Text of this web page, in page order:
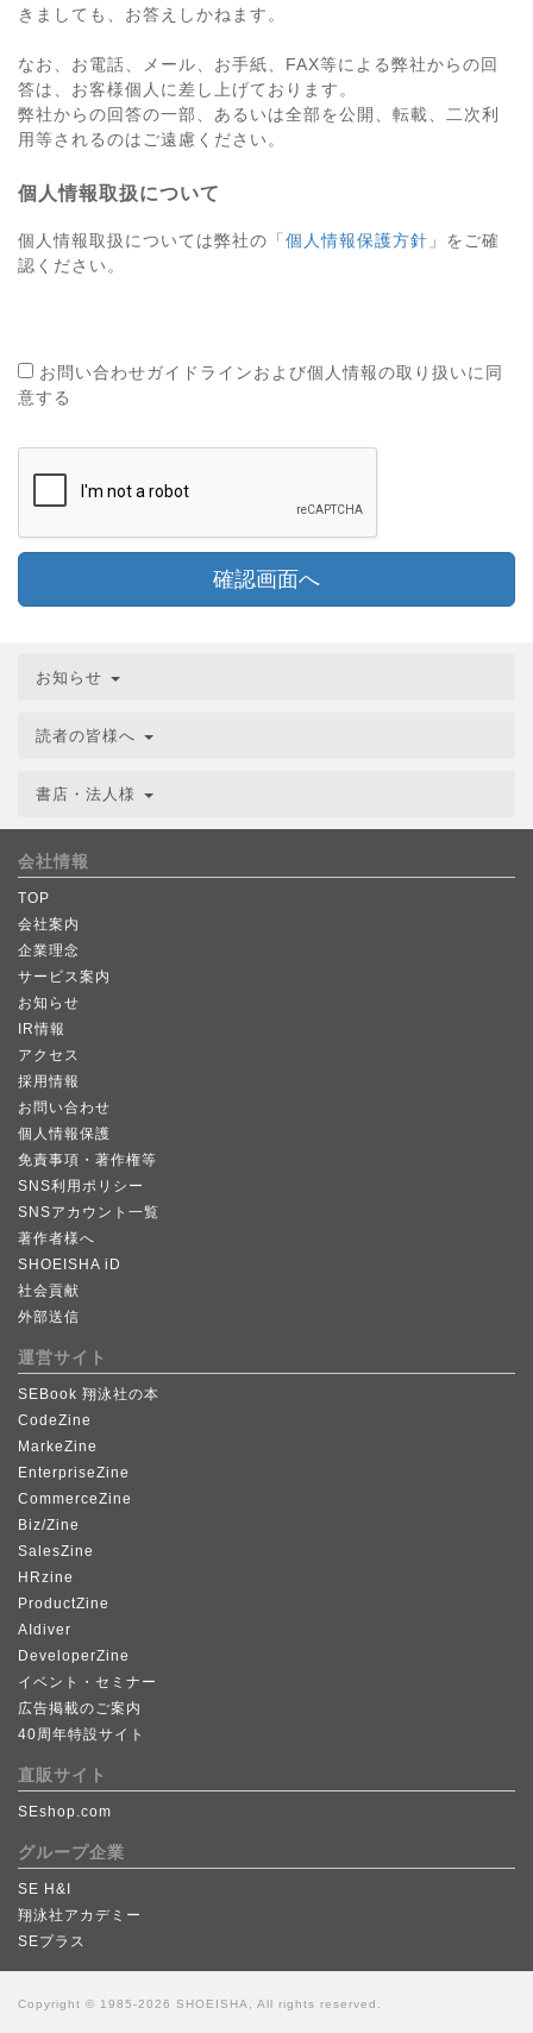
きましても、お答えしかねます。
なお、お電話、メール、お手紙、FAX等による弊社からの回
答は、お客様個人に差し上げております。
弊社からの回答の一部、あるいは全部を公開、転載、二次利
用等されるのはご遠慮ください。
個人情報取扱について
個人情報取扱については弊社の「 個人情報保護方針 」をご確
認ください。
お問い合わせガイドラインおよび個人情報の取り扱いに同
意する
確認画面へ
お知らせ
読者の皆様へ
書店・法人様
会社情報
TOP
会社案内
企業理念
サービス案内
お知らせ
IR情報
アクセス
採用情報
お問い合わせ
個人情報保護
免責事項・著作権等
SNS利用ポリシー
SNSアカウント一覧
著作者様へ
SHOEISHA iD
社会貢献
外部送信
運営サイト
SEBook 翔泳社の本
CodeZine
MarkeZine
EnterpriseZine
CommerceZine
Biz/Zine
SalesZine
HRzine
ProductZine
AIdiver
DeveloperZine
イベント・セミナー
広告掲載のご案内
40周年特設サイト
直販サイト
SEshop.com
グループ企業
SE H&I
翔泳社アカデミー
SEプラス
Copyright © 1985-2026 SHOEISHA, All rights reserved.